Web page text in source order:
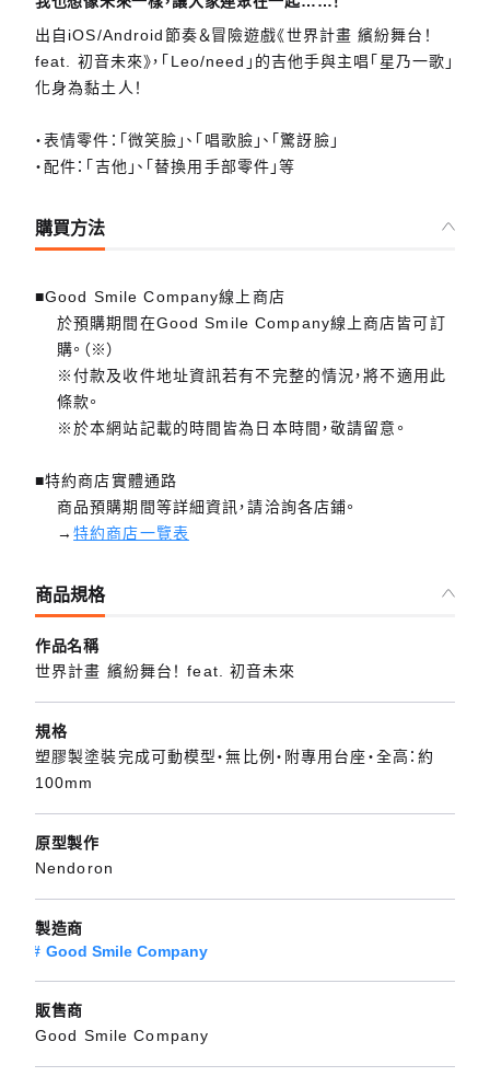
出自iOS/Android節奏＆冒險遊戲《世界計畫 繽紛舞台！
feat. 初音未來》，「Leo/need」的吉他手與主唱「星乃一歌」
化身為黏土人！
・表情零件：「微笑臉」、「唱歌臉」、「驚訝臉」
・配件：「吉他」、「替換用手部零件」等
購買方法
■Good Smile Company線上商店
於預購期間在Good Smile Company線上商店皆可訂
購。（※）
※付款及收件地址資訊若有不完整的情況，將不適用此
條款。
※於本網站記載的時間皆為日本時間，敬請留意。
■特約商店實體通路
商品預購期間等詳細資訊，請洽詢各店鋪。
→特約商店一覽表
商品規格
作品名稱
世界計畫 繽紛舞台！ feat. 初音未來
規格
塑膠製塗裝完成可動模型・無比例・附專用台座・全高：約
100mm
原型製作
Nendoron
製造商
Good Smile Company
販售商
Good Smile Company